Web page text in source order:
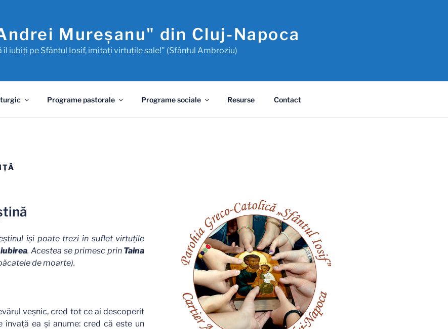
Mureşanu" din Cluj-Napoca
îl iubiţi pe Sfântul Iosif, imitaţi virtuţile sale!" (Sfântul Ambroziu)
Programe pastorale Programe sociale Resurse Contact
îşi poate trezi în suflet virtuţile
iubirea. Acestea se primesc prin Taina
de moarte).
veşnic, cred tot ce ai descoperit
învaţă ea şi anume: cred că este un